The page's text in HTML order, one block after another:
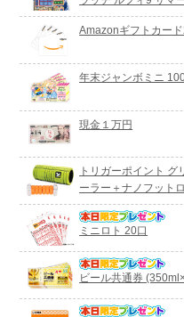
Amazonギフトカー
年末ジャンボミニ
現金１万円
トリガーポイント グ
ーラー＋ナノフット
ミニロト 20口
ビール共通券